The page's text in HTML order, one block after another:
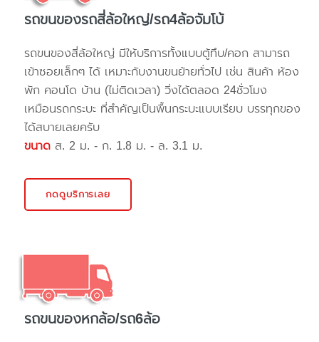
รถขนของรถสี่ล้อใหญ่/รถ4ล้อจัมโบ้
รถขนของสี่ล้อใหญ่ มีให้บริการทั้งแบบตู้ทึบ/คอก สามารถ
เข้าซอยเล็กๆ ได้ เหมาะกับงานขนย้ายทั่วไป เช่น สินค้า ห้อง
พัก คอนโด บ้าน (ไม่ติดเวลา) วิ่งได้ตลอด 24ชั่วโมง
เหมือนรถกระบะ ที่สำคัญเป็นพื้นกระบะแบบเรียบ บรรทุกของ
ได้สบายเลยครับ
ขนาด ส. 2 ม. - ก. 1.8 ม. - ล. 3.1 ม.
กดดูบริการเลย
รถขนของหกล้อ/รถ6ล้อ